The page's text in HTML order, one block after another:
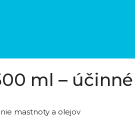
ml –
mastnoty a olejov